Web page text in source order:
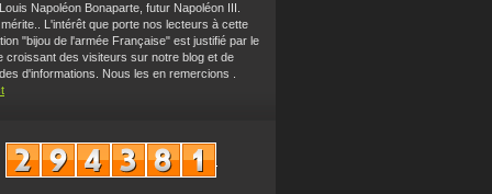
Napoléon Bonaparte, futur Napoléon III.
mérite.. L'intérêt que porte nos lecteurs à cette
"bijou de l'armée Française" est justifié par le
croissant des visiteurs sur notre blog et de
d'informations. Nous les en remercions .